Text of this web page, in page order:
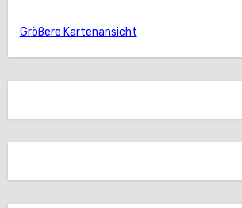
Größere Kartenansicht